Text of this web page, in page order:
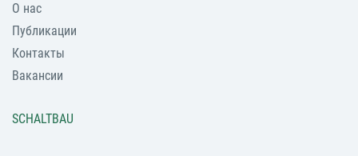
О нас
Публикации
Контакты
Вакансии
SCHALTBAU